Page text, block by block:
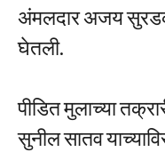
अंमलदार अजय
घेतली.
पीडित मुलाच्या
सुनील सातव